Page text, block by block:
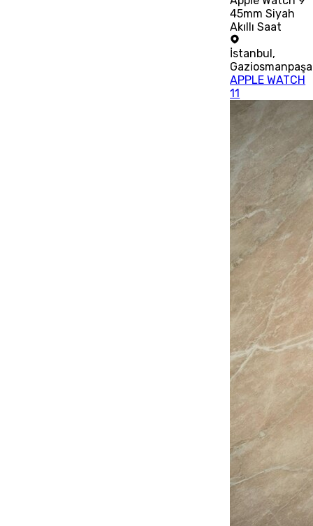
45mm Siyah
Akıllı Saat
İstanbul,
Gaziosmanpaşa
APPLE WATCH
11